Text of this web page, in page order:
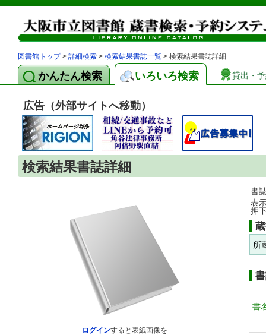
図書館トップ> 詳細検索 > 検索結果書誌一覧 > 検索結果書誌詳細
かんたん検索 いろいろ検索 貸出・
広告（外部サイトへ移動）
検索結果書誌詳細
ログインすると表紙画像を
書
表
押
所
書